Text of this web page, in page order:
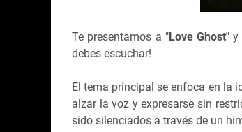
Te presentamos a "Love Ghost"y
debes escuchar!
El tema principal se enfoca en la
alzar la voz y expresarse sin
sido silenciados a través de un